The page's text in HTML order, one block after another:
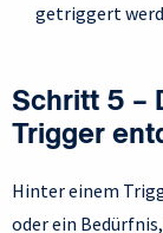
getriggert
Schritt 5 –
Trigger
Hinter einem
oder ein